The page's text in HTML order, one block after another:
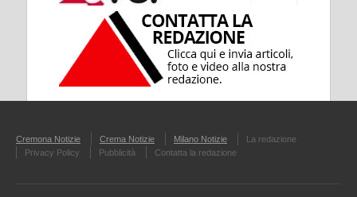
Cremona Notizie Crema Notizie Milano Notizie
La redazione
Privacy Policy
Pubblicità Contatta la redazione